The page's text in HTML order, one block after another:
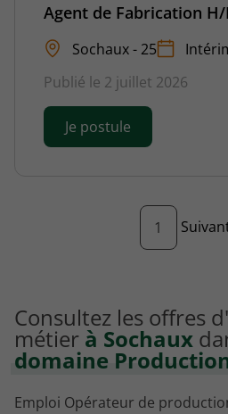
Agent de Fabrication H/
Sochaux - 25
Publié le 2 juillet 2026
Je postule
1 Page
Consultez les offres
métier à Sochaux
domaine
Emploi Opérateur de